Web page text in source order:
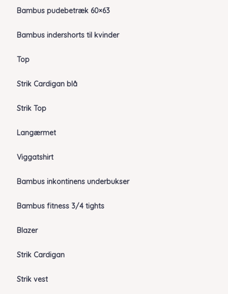
Bambus pudebetræk 60×63
Bambus indershorts til kvinder
Top
Strik Cardigan blå
Strik Top
Langærmet
Viggatshirt
Bambus inkontinens underbukser
Bambus fitness 3/4 tights
Blazer
Strik Cardigan
Strik vest